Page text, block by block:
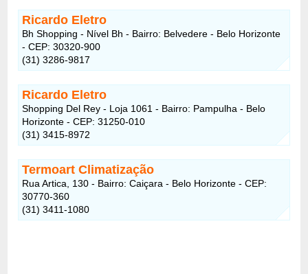
Ricardo Eletro
Bh Shopping - Nível Bh - Bairro: Belvedere - Belo Horizonte
- CEP: 30320-900
(31) 3286-9817
Ricardo Eletro
Shopping Del Rey - Loja 1061 - Bairro: Pampulha - Belo
Horizonte - CEP: 31250-010
(31) 3415-8972
Termoart Climatização
Rua Artica, 130 - Bairro: Caiçara - Belo Horizonte - CEP:
30770-360
(31) 3411-1080